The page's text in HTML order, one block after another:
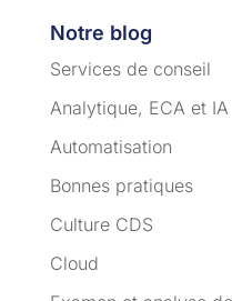
Notre blog
Services de conseil
Analytique, ECA et IA
Automatisation
Bonnes pratiques
Culture CDS
Cloud